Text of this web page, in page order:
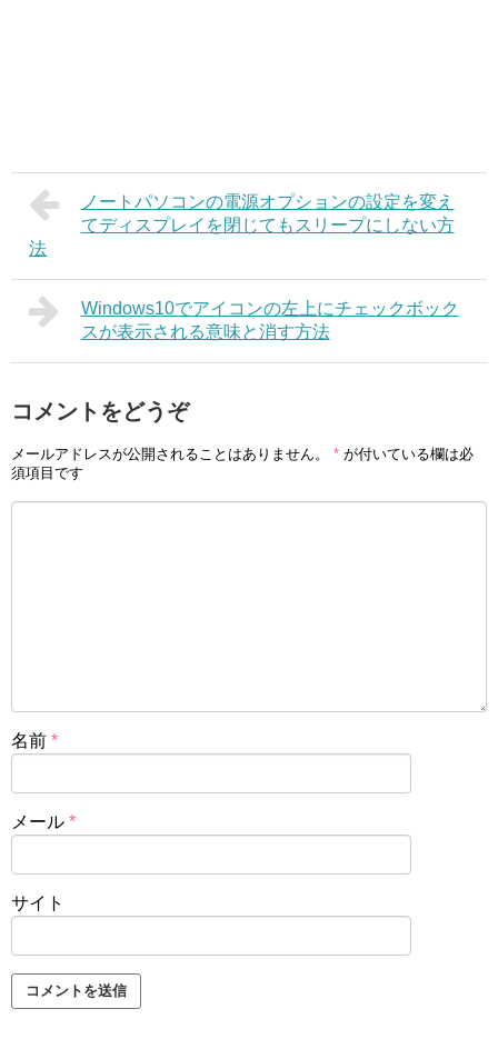
ノートパソコンの電源オプションの設定を変え
てディスプレイを閉じてもスリープにしない方
法
Windows10でアイコンの左上にチェックボック
スが表示される意味と消す方法
コメントをどうぞ
メールアドレスが公開されることはありません。 * が付いている欄は必
須項目です
名前 *
メール *
サイト